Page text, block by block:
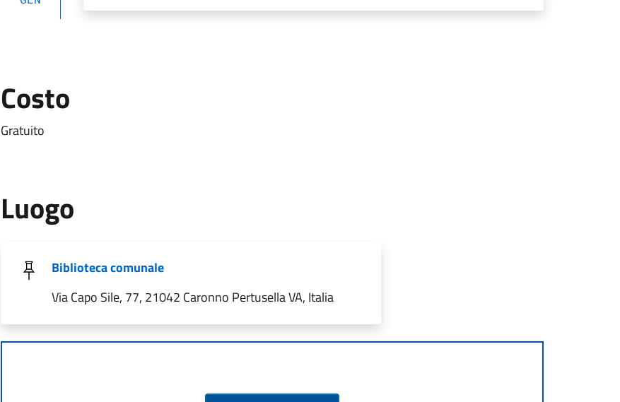
Costo
Gratuito
Luogo
Biblioteca comunale
Via Capo Sile, 77, 21042 Caronno Pertusella VA, Italia